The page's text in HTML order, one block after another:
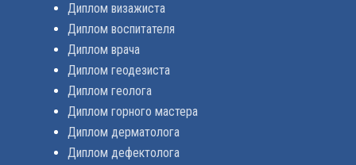
Диплом визажиста
Диплом воспитателя
Диплом врача
Диплом геодезиста
Диплом геолога
Диплом горного мастера
Диплом дерматолога
Диплом дефектолога